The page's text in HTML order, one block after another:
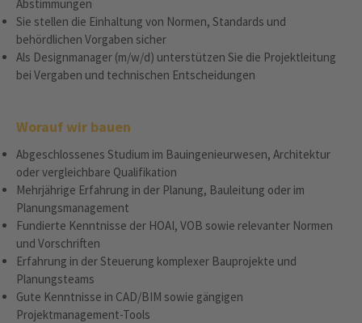
Abstimmungen
Sie stellen die Einhaltung von Normen, Standards und
behördlichen Vorgaben sicher
Als Designmanager (m/w/d) unterstützen Sie die Projektleitung
bei Vergaben und technischen Entscheidungen
Worauf wir bauen
Abgeschlossenes Studium im Bauingenieurwesen, Architektur
oder vergleichbare Qualifikation
Mehrjährige Erfahrung in der Planung, Bauleitung oder im
Planungsmanagement
Fundierte Kenntnisse der HOAI, VOB sowie relevanter Normen
und Vorschriften
Erfahrung in der Steuerung komplexer Bauprojekte und
Planungsteams
Gute Kenntnisse in CAD/BIM sowie gängigen
Projektmanagement-Tools